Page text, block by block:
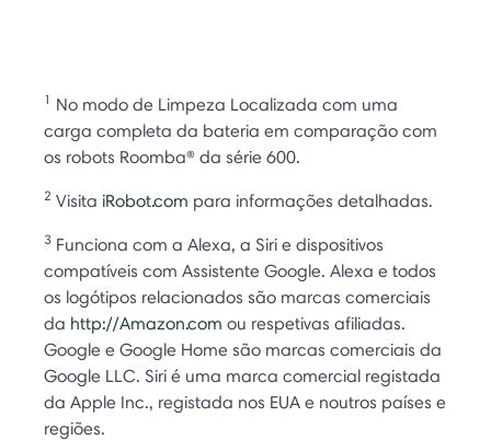
1 No modo de Limpeza Localizada com uma
carga completa da bateria em comparação com
os robots Roomba® da série 600.
2 Visita iRobot.com para informações detalhadas.
3 Funciona com a Alexa, a Siri e dispositivos
compatíveis com Assistente Google. Alexa e todos
os logótipos relacionados são marcas comerciais
da http://Amazon.com ou respetivas afiliadas.
Google e Google Home são marcas comerciais da
Google LLC. Siri é uma marca comercial registada
da Apple Inc., registada nos EUA e noutros países e
regiões.